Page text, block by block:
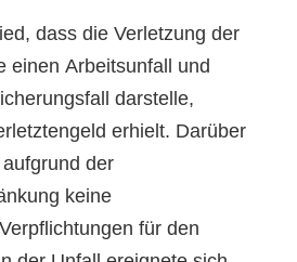
dass die Verletzung der
einen Arbeitsunfall und
darstelle,
erhielt. Darüber
der
keine
für den